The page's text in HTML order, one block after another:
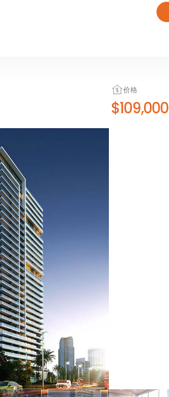
价格
$109,000